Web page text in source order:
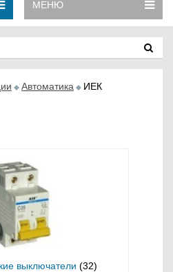
МЕНЮ
Автоматика ИЕК
выключатели (32)